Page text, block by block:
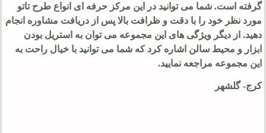
گرفته است. شما می توانید در این مرکز حرفه ای انواع طرح تاتو
مورد نظر خود را با دقت و ظرافت بالا پس از دریافت مشاوره انجام
دهید. از دیگر ویژگی های این مجموعه می توان به استریل بودن
ابزار و محیط سالن اشاره کرد که شما می توانید با خیال راحت به
این مجموعه مراجعه نمایید.
کرج- گلشهر